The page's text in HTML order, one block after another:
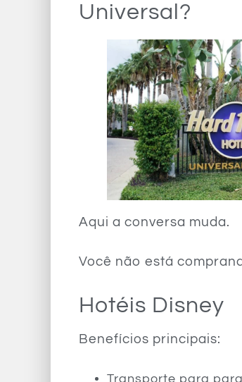
Universal?
Aqui a conversa muda.
Você não está
Hotéis Disney
Benefícios principais:
Transporte para